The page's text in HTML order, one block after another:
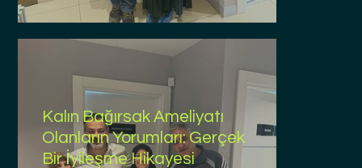
Kalın Bağırsak Ameliyatı
Olanların Yorumları: Gerçek
Bir İyileşme Hikayesi